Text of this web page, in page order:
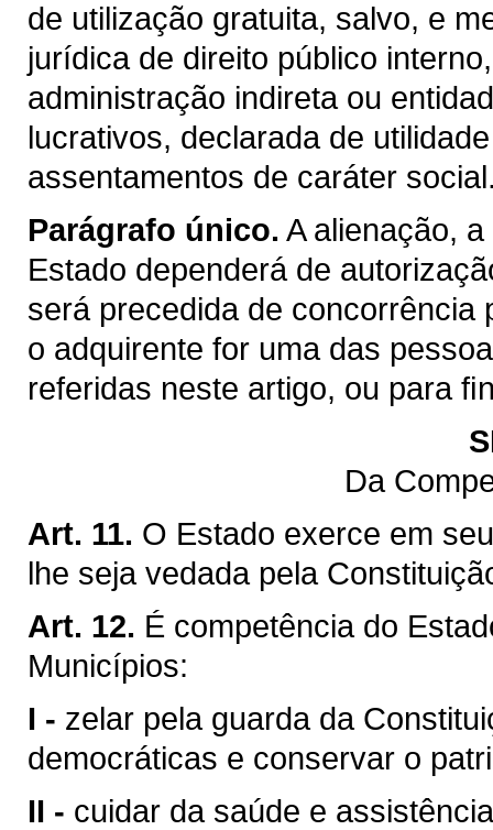
de utilização gratuita, salvo, e
jurídica de direito público
administração indireta ou
lucrativos, declarada de
assentamentos de caráter
Parágrafo único. A alienação,
Estado dependerá de
será precedida de concorrência
o adquirente for uma das
referidas neste artigo, ou para
Da
Art. 11. O Estado exerce em
lhe seja vedada pela
Art. 12. É competência do
Municípios:
I - zelar pela guarda da
democráticas e conservar o
II - cuidar da saúde e